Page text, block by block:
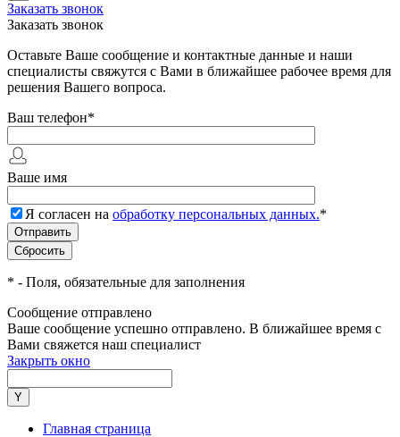
Заказать звонок
Заказать звонок
Оставьте Ваше сообщение и контактные данные и наши
специалисты свяжутся с Вами в ближайшее рабочее время для
решения Вашего вопроса.
Ваш телефон*
Ваше имя
Я согласен на обработку персональных данных.*
* - Поля, обязательные для заполнения
Сообщение отправлено
Ваше сообщение успешно отправлено. В ближайшее время с
Вами свяжется наш специалист
Закрыть окно
Главная страница